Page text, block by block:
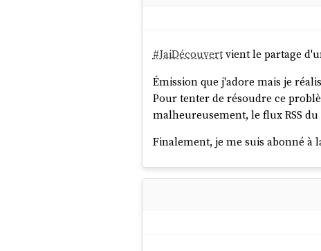
#JaiDécouvertvient le partage
Émission que j'adore mais je
Pour tenter de résoudre ce
malheureusement, le flux RSS
Finalement, je me suis abonné à